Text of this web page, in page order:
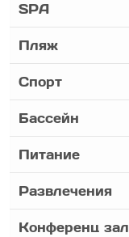
SPA
Пляж
Спорт
Бассейн
Питание
Развлечения
Конференц зал